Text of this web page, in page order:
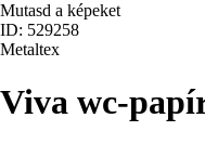
Mutasd a képeket
ID: 529258
Metaltex
Viva wc-